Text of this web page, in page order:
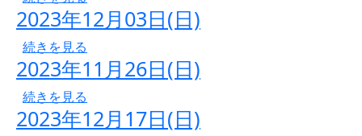
2023年12月03日(日)
2023年12月03日(日) の
続きを見る
2023年11月26日(日)
2023年11月26日(日) の
続きを見る
2023年12月17日(日)